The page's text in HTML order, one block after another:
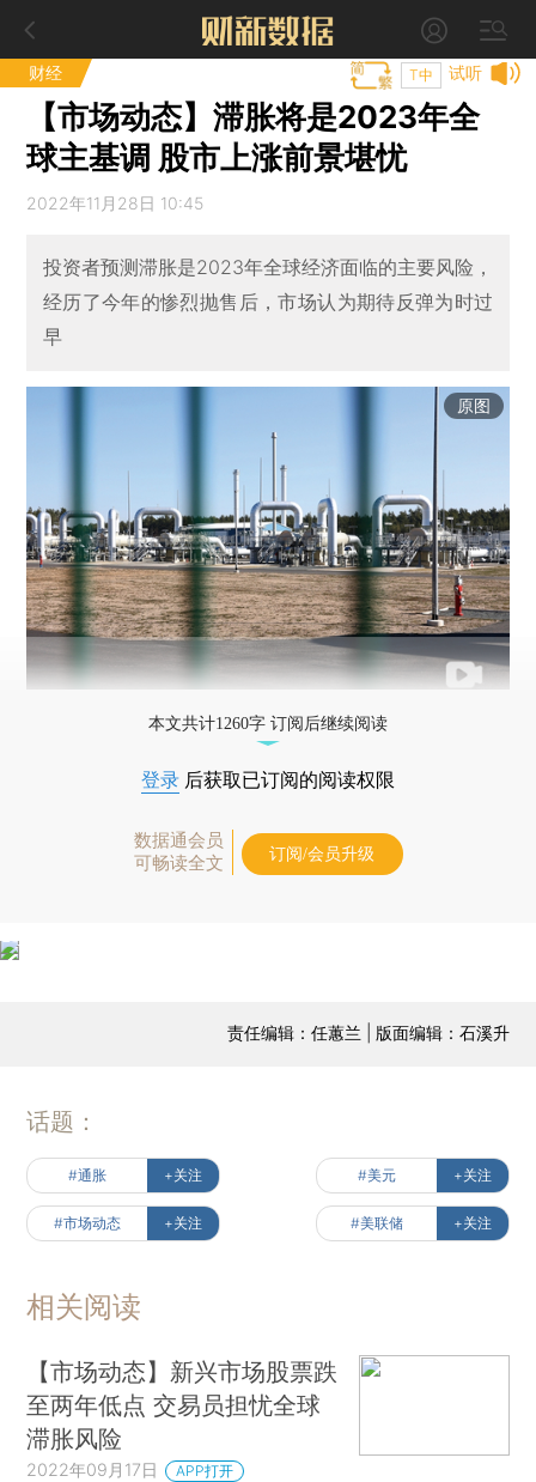
财经 试听
T中
【市场动态】滞胀将是2023年全
球主基调 股市上涨前景堪忧
2022年11月28日 10:45
投资者预测滞胀是2023年全球经济面临的主要风险，
经历了今年的惨烈抛售后，市场认为期待反弹为时过
早
原图
本文共计1260字 订阅后继续阅读
登录 后获取已订阅的阅读权限
数据通会员
可畅读全文
订阅/会员升级
责任编辑：任蕙兰 | 版面编辑：石溪升
话题：
#通胀 +关注 #美元 +关注
#市场动态 +关注 #美联储 +关注
相关阅读
【市场动态】新兴市场股票跌
至两年低点 交易员担忧全球
滞胀风险
2022年09月17日 APP打开